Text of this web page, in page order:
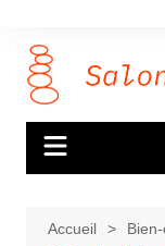
contenu
Accueil